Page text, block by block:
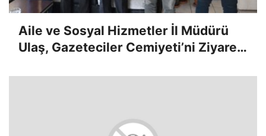
Aile ve Sosyal Hizmetler İl Müdürü
Ulaş, Gazeteciler Cemiyeti’ni Ziyaret